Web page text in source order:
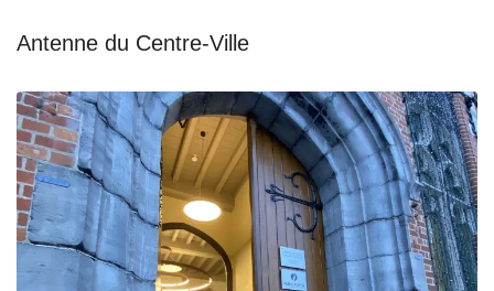
Antenne du Centre-Ville